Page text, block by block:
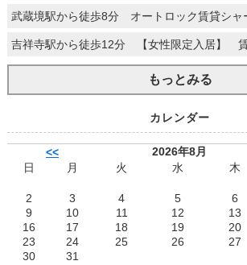
武蔵境駅から徒歩8分 オートロック賃貸シャ
吉祥寺駅から徒歩12分 【女性限定入居】
もっとみる
カレンダー
<<
2026年8月
日
月 火 水 木
2
3 4 5 6
9
10 11 12 13
16
17 18 19 20
23
24 25 26 27
30
31